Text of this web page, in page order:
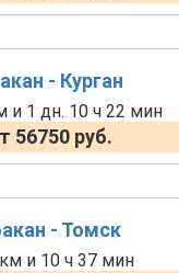
- Курган
и 1 дн. 10 ч 22 мин
56750 руб.
- Томск
и 10 ч 37 мин